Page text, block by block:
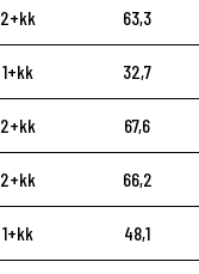
2+kk 63,3
1+kk 32,7
2+kk 67,6
2+kk 66,2
1+kk 48,1